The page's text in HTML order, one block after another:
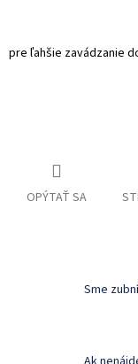
pre ľahšie zavádzanie
OPÝTAŤ SA
Sme